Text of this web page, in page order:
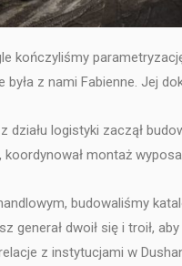
kończyliśmy
była z nami Fabienne. Jej
działu logistyki zaczął
koordynował montaż
budowaliśmy
generał dwoił się i troił,
z instytucjami w